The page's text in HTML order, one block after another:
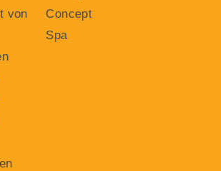
von
Concept
Spa